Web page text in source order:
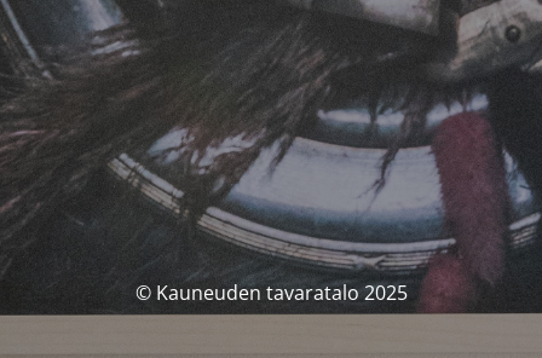
© Kauneuden tavaratalo 2025